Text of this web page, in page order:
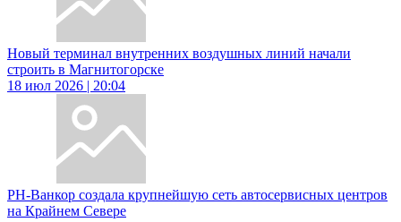
Новый терминал внутренних воздушных линий начали
строить в Магнитогорске
18 июл 2026 | 20:04
РН-Ванкор создала крупнейшую сеть автосервисных центров
на Крайнем Севере